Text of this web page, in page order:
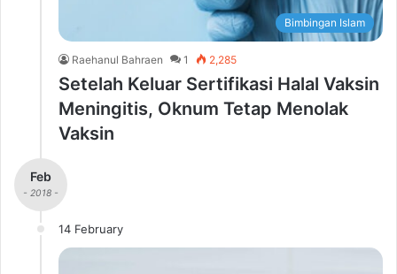
Bimbingan Islam
Raehanul Bahraen 1 2,285
Setelah Keluar Sertifikasi Halal Vaksin
Meningitis, Oknum Tetap Menolak
Vaksin
Feb
- 2018 -
14 February